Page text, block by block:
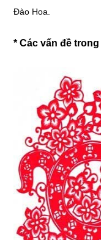
Đào Hoa.
* Các vấn đề